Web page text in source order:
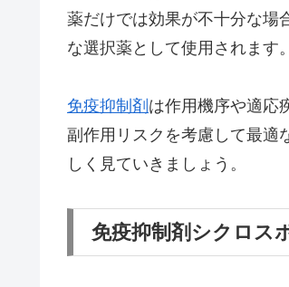
薬だけでは効果が不十分な場
な選択薬として使用されます。
免疫抑制剤 は作用機序や適応
副作用リスクを考慮して最適
しく見ていきましょう。
免疫抑制剤シクロス